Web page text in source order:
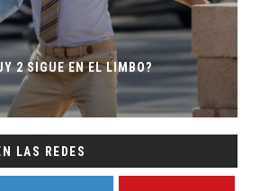
SECUELA DE JURASSIC WORLD
DIRECTOR
CINE
LAS REDES